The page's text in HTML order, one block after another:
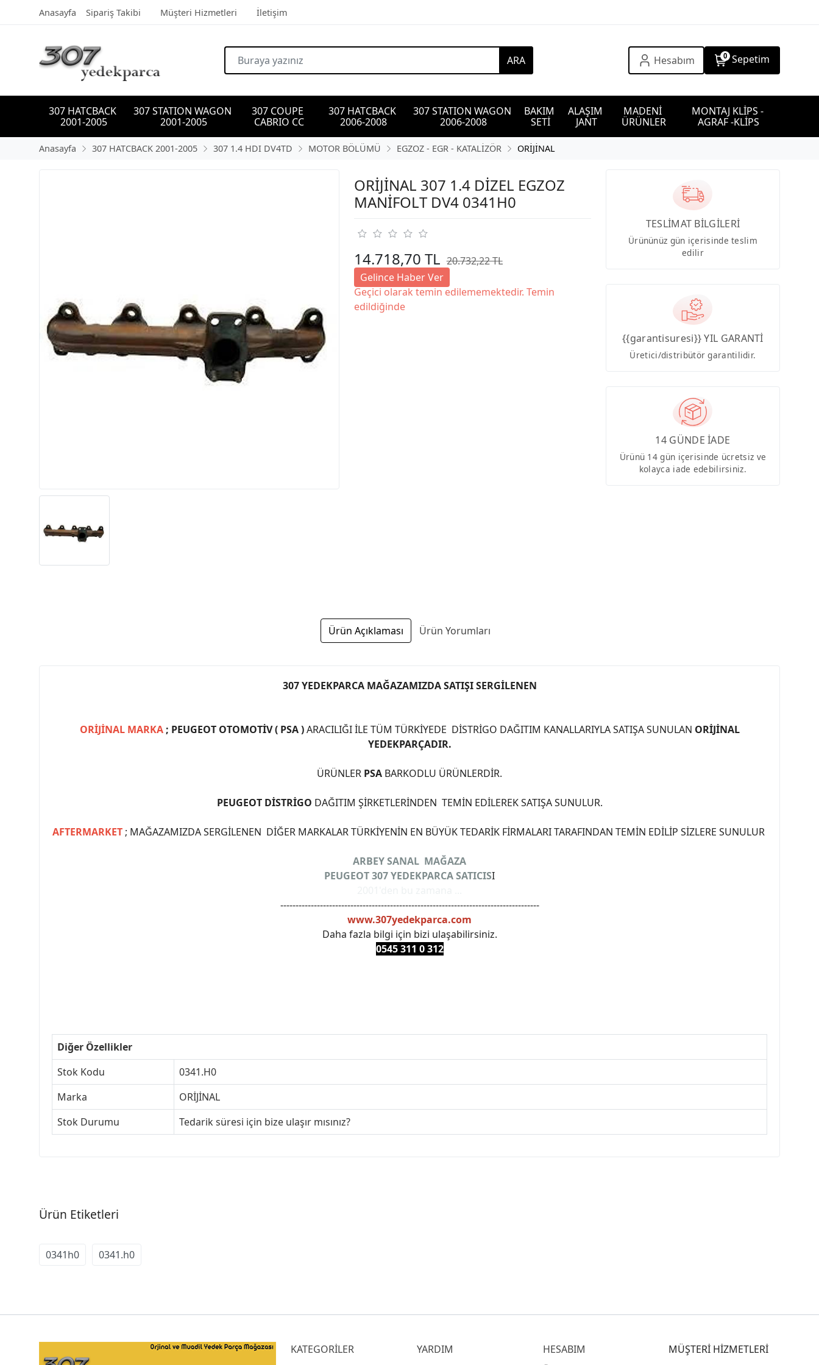
Anasayfa Sipariş Takibi Müşteri Hizmetleri İletişim
ARA Hesabım 0 Sepetim
307 HATCBACK
2001-2005
307 STATION WAGON
2001-2005
307 COUPE
CABRIO CC
307 HATCBACK
2006-2008
307 STATION WAGON
2006-2008
BAKIM
SETİ
ALAŞIM
JANT
MADENİ
ÜRÜNLER
MONTAJ KLİPS -
AGRAF -KLİPS
Anasayfa 307 HATCBACK 2001-2005 307 1.4 HDI DV4TD MOTOR BÖLÜMÜ EGZOZ - EGR - KATALİZÖR ORİJİNAL
ORİJİNAL 307 1.4 DİZEL EGZOZ
MANİFOLT DV4 0341H0
14.718,70 TL 20.732,22 TL
Gelince Haber Ver
Geçici olarak temin edilememektedir. Temin
edildiğinde
TESLİMAT BİLGİLERİ
Ürününüz gün içerisinde teslim
edilir
{{garantisuresi}} YIL GARANTİ
Üretici/distribütör garantilidir.
14 GÜNDE İADE
Ürünü 14 gün içerisinde ücretsiz ve
kolayca iade edebilirsiniz.
Ürün Açıklaması Ürün Yorumları
307 YEDEKPARCA MAĞAZAMIZDA SATIŞI SERGİLENEN
ORİJİNAL MARKA; PEUGEOT OTOMOTİV ( PSA )ARACILIĞI İLE TÜM TÜRKİYEDE DİSTRİGO DAĞITIM KANALLARIYLA SATIŞA SUNULAN ORİJİNAL
YEDEKPARÇADIR.
ÜRÜNLER PSA BARKODLU ÜRÜNLERDİR.
PEUGEOT DİSTRİGO DAĞITIM ŞİRKETLERİNDEN TEMİN EDİLEREK SATIŞA SUNULUR.
AFTERMARKET ; MAĞAZAMIZDA SERGİLENEN DİĞER MARKALAR TÜRKİYENİN EN BÜYÜK TEDARİK FİRMALARI TARAFINDAN TEMİN EDİLİP SİZLERE SUNULUR
ARBEY SANAL MAĞAZA
PEUGEOT 307 YEDEKPARCA SATICISI
-------------------------------------------------------------------------------------
www.307yedekparca.com
Daha fazla bilgi için bizi ulaşabilirsiniz.
0545 311 0 312
Diğer Özellikler
Stok Kodu
0341.H0
Marka
ORİJİNAL
Stok Durumu
Tedarik süresi için bize ulaşır mısınız?
Ürün Etiketleri
0341h0 0341.h0
KATEGORİLER YARDIM HESABIM MÜŞTERİ HİZMETLERİ